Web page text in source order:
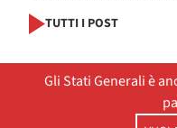
TUTTI I POST
Gli Stati Generali è